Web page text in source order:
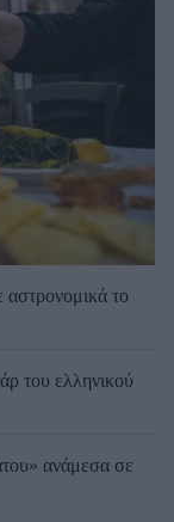
το
του ελληνικού
ανάμεσα σε